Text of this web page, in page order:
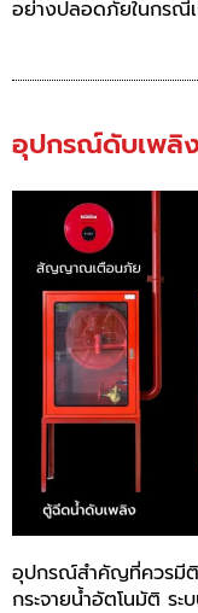
อย่างปลอดภัยในกรณี
อุปกรณ์ดับเพลิง
อุปกรณ์สำคัญที่ควรมีติ
กระจายน้ำอัตโนมัติ ระ